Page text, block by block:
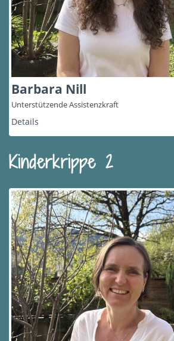
Barbara Nill
Unterstützende Assistenzkraft
Details
Kinderkrippe 2